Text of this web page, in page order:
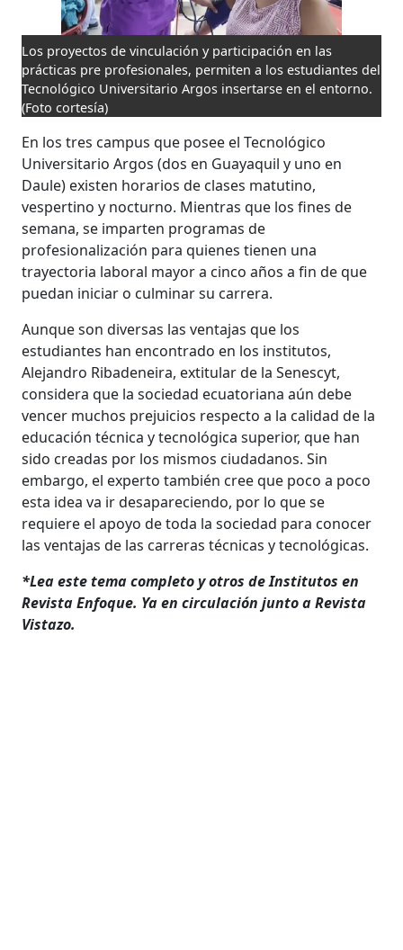
Los proyectos de vinculación y participación en las
prácticas pre profesionales, permiten a los estudiantes del
Tecnológico Universitario Argos insertarse en el entorno.
(Foto cortesía)
En los tres campus que posee el Tecnológico
Universitario Argos (dos en Guayaquil y uno en
Daule) existen horarios de clases matutino,
vespertino y nocturno. Mientras que los fines de
semana, se imparten programas de
profesionalización para quienes tienen una
trayectoria laboral mayor a cinco años a fin de que
puedan iniciar o culminar su carrera.
Aunque son diversas las ventajas que los
estudiantes han encontrado en los institutos,
Alejandro Ribadeneira, extitular de la Senescyt,
considera que la sociedad ecuatoriana aún debe
vencer muchos prejuicios respecto a la calidad de la
educación técnica y tecnológica superior, que han
sido creadas por los mismos ciudadanos. Sin
embargo, el experto también cree que poco a poco
esta idea va ir desapareciendo, por lo que se
requiere el apoyo de toda la sociedad para conocer
las ventajas de las carreras técnicas y tecnológicas.
*Lea este tema completo y otros de Institutos en
Revista Enfoque. Ya en circulación junto a Revista
Vistazo.